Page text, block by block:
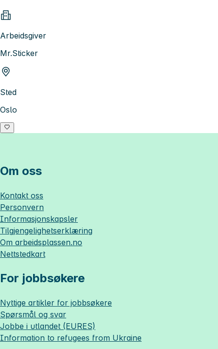
Arbeidsgiver
Mr.Sticker
Sted
Oslo
Om oss
Kontakt oss
Personvern
Informasjonskapsler
Tilgjengelighetserklæring
Om arbeidsplassen.no
Nettstedkart
For jobbsøkere
Nyttige artikler for jobbsøkere
Spørsmål og svar
Jobbe i utlandet (EURES)
Information to refugees from Ukraine